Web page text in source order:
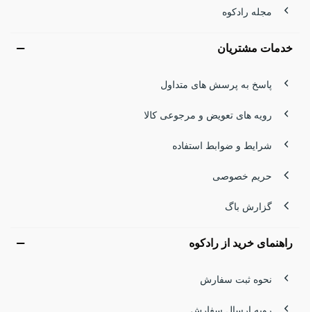
مجله رادکوه
خدمات مشتریان
پاسخ به پرسش های متداول
رویه های تعویض و مرجوعی کالا
شرایط و ضوابط استفاده
حریم خصوصی
گزارش باگ
راهنمای خرید از رادکوه
نحوه ثبت سفارش
رویه ارسال سفارش